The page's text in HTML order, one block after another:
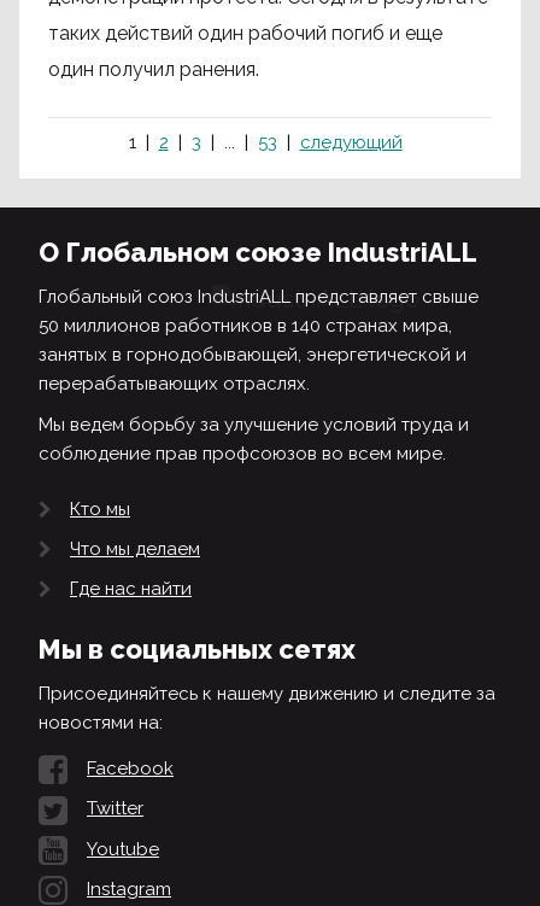
таких действий один рабочий погиб и еще
один получил ранения.
1 2 3 ... 53 следующий
О Глобальном союзе IndustriALL
Глобальный союз IndustriALL представляет свыше
50 миллионов работников в 140 странах мира,
занятых в горнодобывающей, энергетической и
перерабатывающих отраслях.
Мы ведем борьбу за улучшение условий труда и
соблюдение прав профсоюзов во всем мире.
Кто мы
Что мы делаем
Где нас найти
Мы в социальных сетях
Присоединяйтесь к нашему движению и следите за
новостями на:
Facebook
Twitter
Youtube
Instagram